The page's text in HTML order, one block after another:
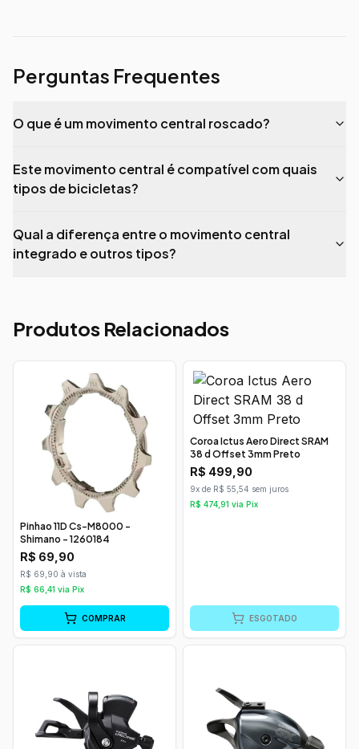
Perguntas Frequentes
O que é um movimento central roscado?
Este movimento central é compatível com quais
tipos de bicicletas?
Qual a diferença entre o movimento central
integrado e outros tipos?
Produtos Relacionados
Pinhao 11D Cs-M8000 -
Shimano - 1260184
R$ 69,90
R$ 69,90 à vista
R$ 66,41 via Pix
COMPRAR
Coroa Ictus Aero Direct SRAM
38 d Offset 3mm Preto
R$ 499,90
9x de R$ 55,54 sem juros
R$ 474,91 via Pix
ESGOTADO